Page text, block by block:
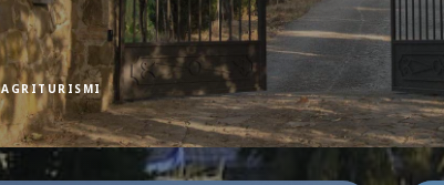
AGRITURISMI